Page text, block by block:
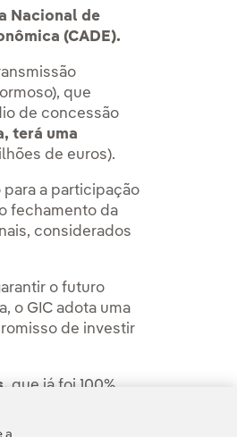
Nacional de
(CADE).
que
de concessão
terá uma
de euros).
a participação
fechamento da
considerados
o futuro
o GIC adota uma
de investir
que já foi 100%
a